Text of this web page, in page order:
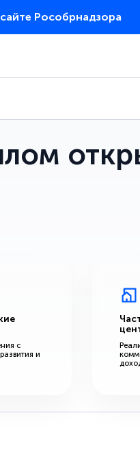
Рособрнадзора
с
и